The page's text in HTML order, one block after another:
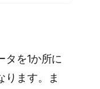
を1か所に
ります。ま